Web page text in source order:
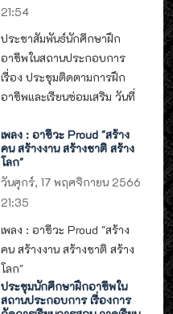
21:54
ประชาสัมพันธ์นักศึกษาฝึก
อาชีพในสถานประกอบการ
เรื่อง ประชุมติดตามการฝึก
อาชีพและเรียนซ่อมเสริม วันที่
เพลง : อาชีวะ Proud "สร้าง
คน สร้างงาน สร้างชาติ สร้าง
โลก"
วันศุกร์, 17 พฤศจิกายน 2566
21:35
เพลง : อาชีวะ Proud "สร้าง
คน สร้างงาน สร้างชาติ สร้าง
โลก"
ประชุมนักศึกษาฝึกอาชีพใน
สถานประกอบการ เรื่องการ